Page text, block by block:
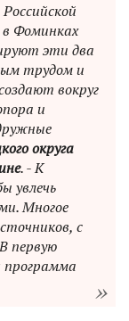
в Фоминках
эти два
трудом и
вокруг
и
округа
. - К
увлечь
Многое
с
первую
программа